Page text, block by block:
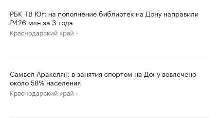
РБК ТВ Юг: на пополнение библиотек на Дону направили
₽426 млн за 3 года
Краснодарский край
Самвел Аракелян: в занятия спортом на Дону вовлечено
около 58% населения
Краснодарский край